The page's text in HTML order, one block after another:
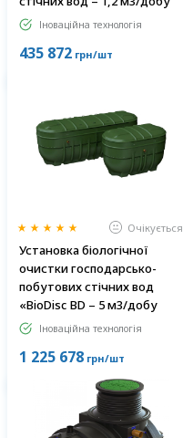
Іноваційна технологія
435 872грн/шт
Очікується
Установка біологічної
очистки господарсько-
побутових стічних вод
«BioDisc ВD – 5 м3/добу
Іноваційна технологія
1 225 678грн/шт